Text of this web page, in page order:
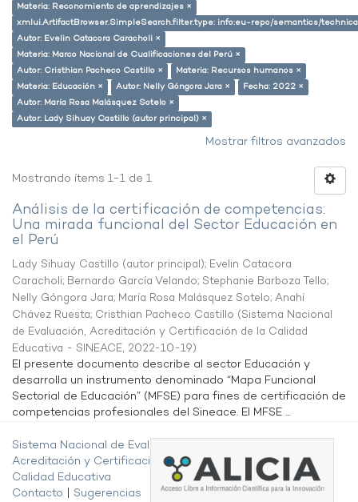
Materia: Reconomiento de aprendizajes ×
xmlui.ArtifactBrowser.SimpleSearch.filter.type: info:eu-repo/semantics/
Autor: Evelin Catacora Caracholi ×
Materia: Marco Nacional de Cualificaciones del Perú ×
Autor: Cristhian Pacheco Castillo ×
Materia: Recursos humanos ×
Materia: Educación ×
Autor: Nelly Góngora Jara ×
Fecha: 2022 ×
Autor: María Rosa Malásquez Sotelo ×
Autor: Lady Sihuay Castillo (autor principal) ×
Mostrar filtros avanzados
Mostrando ítems 1-1 de 1
Análisis de la certificación de competencias:
Una mirada funcional del Sector Educación en
el Perú
Lady Sihuay Castillo (autor principal); Evelin Catacora
Caracholi; Bernardo García Velando; Stephanie Barboza Tello;
Nelly Góngora Jara; María Rosa Malásquez Sotelo; Anahí
Chávez Ruesta; Cristhian Pacheco Castillo (Sistema Nacional
de Evaluación, Acreditación y Certificación de la Calidad
Educativa - SINEACE, 2022-10-19)
El presente documento describe al sector Educación y
desarrolla un instrumento denominado “Mapa Funcional
Sectorial de Educación” (MFSE) para fines de certificación de
competencias profesionales del Sineace. El MFSE ...
Sistema Nacional de Evaluación,
Acreditación y Certificación de la
Calidad Educativa
Contacto
Sugerencias